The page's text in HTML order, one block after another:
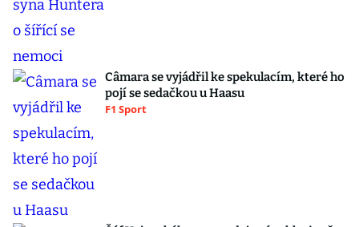
Câmara se vyjádřil ke spekulacím, které ho
pojí se sedačkou u Haasu
F1 Sport